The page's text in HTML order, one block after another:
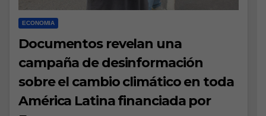
ECONOMIA
Documentos revelan una
campaña de desinformación
sobre el cambio climático en toda
América Latina financiada por